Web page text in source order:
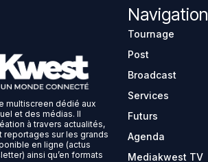
multiscreen dédié aux
et des médias. Il
à travers actualités,
sur les grands
en ligne (actus
ainsi qu’en formats
Navigation
Tournage
Post
Broadcast
Services
Futurs
Agenda
Mediakwest TV